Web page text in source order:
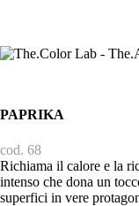
PAPRIKA
cod. 68
Richiama il calore e la
intenso che dona un
superfici in vere